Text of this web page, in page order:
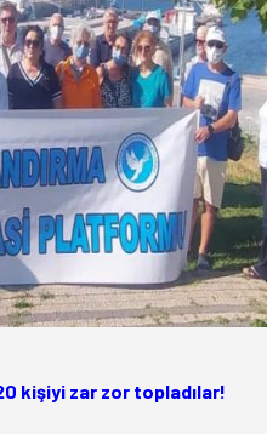
kişiyi zar zor topladılar!